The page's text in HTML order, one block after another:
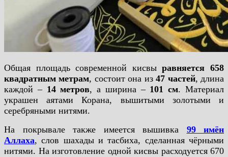
Общая площадь современной кисвыравняется 658
квадратным метрам, состоит она из47 частей, длина
каждой – 14 метров, а ширина – 101 см. Материал
украшен аятами Корана, вышитыми золотыми и
серебряными нитями.
На покрывале также имеется вышивка 99 имён
Аллаха, слов шахады и тасбиха, сделанная чёрными
нитями. На изготовление одной кисвы расходуется 670